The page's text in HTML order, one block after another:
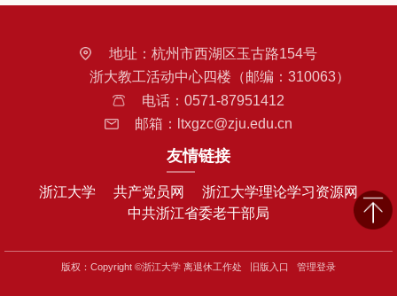
地址：杭州市西湖区玉古路154号
浙大教工活动中心四楼（邮编：310063）
电话：0571-87951412
邮箱：
ltxgzc@zju.edu.cn
友情链接
浙江大学 共产党员网
浙江大学理论学习资源网
中共浙江省委老干部局
版权：Copyright ©浙江大学 离退休工作处 旧版入口 管理登录